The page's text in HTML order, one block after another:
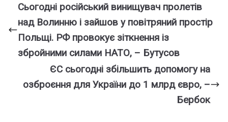
Сьогодні російський винищувач пролетів
над Волинню і зайшов у повітряний простір
Польщі. РФ провокує зіткнення із
збройними силами НАТО, – Бутусов
ЄС сьогодні збільшить допомогу на
озброєння для України до 1 млрд євро, –
Бербок